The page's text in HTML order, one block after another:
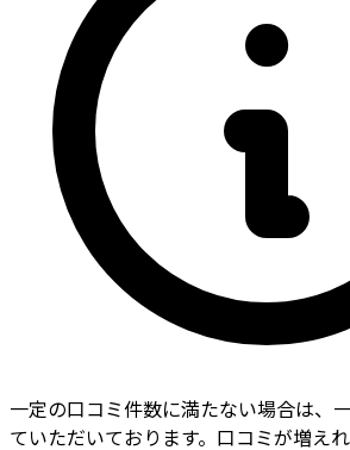
一定の口コミ件数に満たない場合は、
ていただいております。口コミが増え